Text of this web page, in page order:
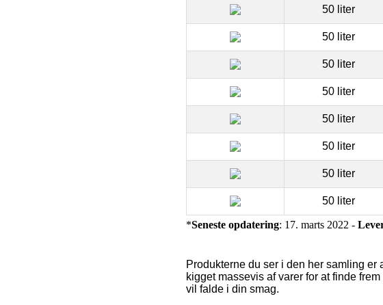
50 liter
50 liter
50 liter
50 liter
50 liter
50 liter
50 liter
50 liter
*Seneste opdatering: 17. marts 2022 -
Produkterne du ser i den her samling
kigget massevis af varer for at finde
vil falde i din smag.